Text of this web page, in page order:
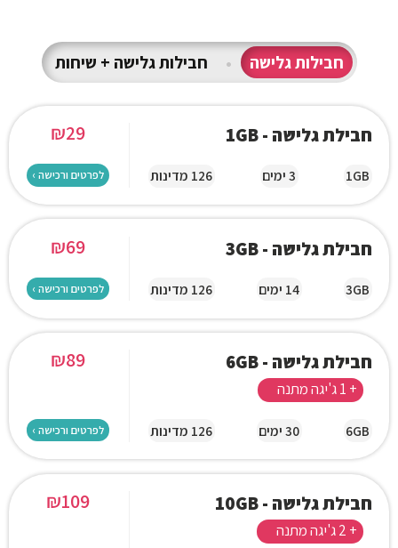
חבילות גלישה • חבילות גלישה + שיחות
חבילת גלישה - 1GB
1GB 3 ימים 126 מדינות
₪29
לפרטים ורכישה ›
חבילת גלישה - 3GB
3GB 14 ימים 126 מדינות
₪69
לפרטים ורכישה ›
חבילת גלישה - 6GB
+ 1 ג'יגה מתנה
6GB 30 ימים 126 מדינות
₪89
לפרטים ורכישה ›
חבילת גלישה - 10GB
+ 2 ג'יגה מתנה
₪109